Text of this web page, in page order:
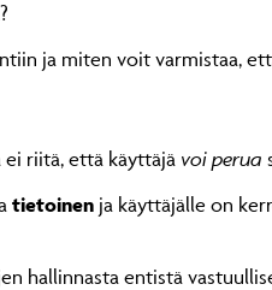
ja miten voit varmistaa,
ei riitä, että käyttäjä voi perua
tietoinen ja käyttäjälle on
hallinnasta entistä